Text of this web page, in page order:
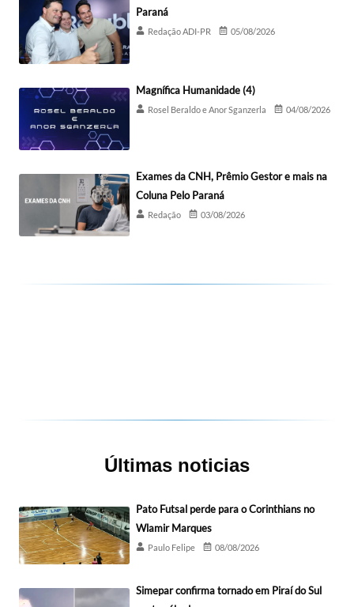
Paraná
Redação ADI-PR 05/08/2026
Magnífica Humanidade (4)
Rosel Beraldo e Anor Sganzerla 04/08/2026
Exames da CNH, Prêmio Gestor e mais na
Coluna Pelo Paraná
Redação 03/08/2026
Últimas noticias
Pato Futsal perde para o Corinthians no
Wlamir Marques
Paulo Felipe 08/08/2026
Simepar confirma tornado em Piraí do Sul